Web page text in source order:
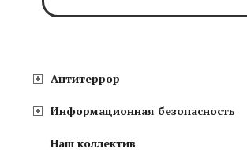
Антитеррор
Информационная безопасность
Наш коллектив